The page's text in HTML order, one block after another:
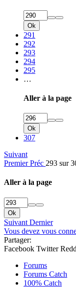
Ok
291
292
293
294
295
…
Aller à la page
Ok
307
Suivant
Premier Préc 293 sur
Aller à la page
Ok
Suivant Dernier
Vous devez vous
Partager:
Facebook Twitter
Forums
Forums Catch
100% Catch